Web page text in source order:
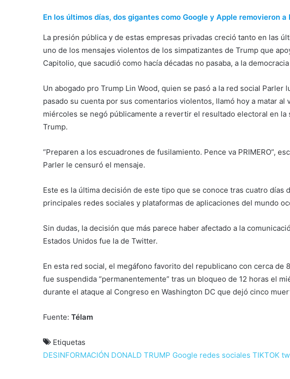
En los últimos días, dos gigantes como Google y Apple removieron
La presión pública y de estas empresas privadas creció tanto en las
uno de los mensajes violentos de los simpatizantes de Trump que
Capitolio, que sacudió como hacía décadas no pasaba, a la
Un abogado pro Trump Lin Wood, quien se pasó a la red social
pasado su cuenta por sus comentarios violentos, llamó hoy a matar
miércoles se negó públicamente a revertir el resultado electoral en
Trump.
“Preparen a los escuadrones de fusilamiento. Pence va PRIMERO”,
Parler le censuró el mensaje.
Este es la última decisión de este tipo que se conoce tras cuatro días
principales redes sociales y plataformas de aplicaciones del mundo
Sin dudas, la decisión que más parece haber afectado a la
Estados Unidos fue la de Twitter.
En esta red social, el megáfono favorito del republicano con cerca de
fue suspendida “permanentemente” tras un bloqueo de 12 horas el
durante el ataque al Congreso en Washington DC que dejó cinco
Fuente: Télam
Etiquetas
DESINFORMACIÓN DONALD TRUMP Google redes sociales TIKTOK